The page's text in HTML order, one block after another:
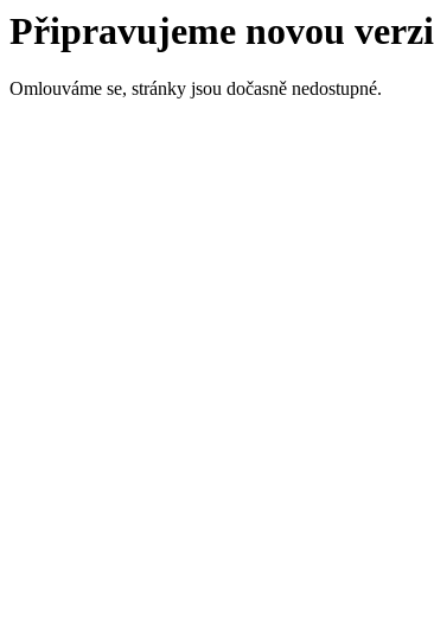
Připravujeme novou verzi
Omlouváme se, stránky jsou dočasně nedostupné.